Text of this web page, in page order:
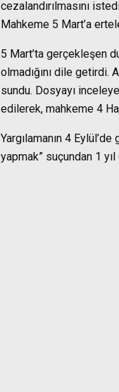
cezalandırılmasını
Mahkeme 5 Mart’a
5 Mart’ta gerçekleşen
olmadığını dile getirdi.
sundu. Dosyayı
edilerek, mahkeme 4
Yargılamanın 4
yapmak” suçundan 1